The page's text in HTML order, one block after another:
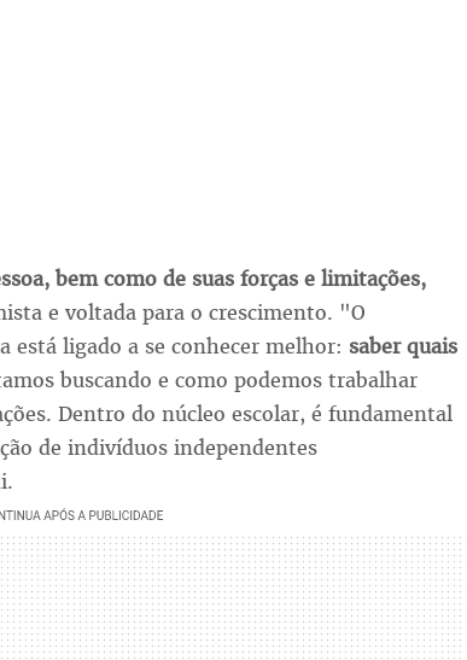
bem como de suas forças e limitações,
e voltada para o crescimento. "O
está ligado a se conhecer melhor: saber quais
buscando e como podemos trabalhar
Dentro do núcleo escolar, é fundamental
de indivíduos independentes